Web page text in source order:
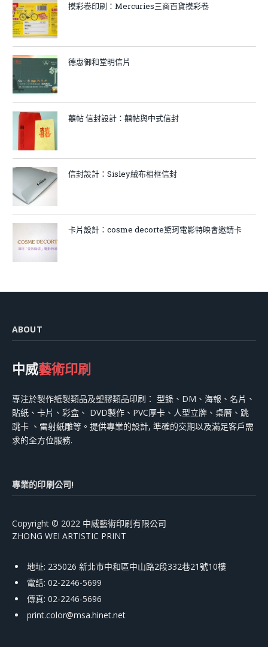
摸彩卷印刷：Mercuries三商百貨摸彩卷
德惠御和堂明信片
囍帖 信封設計：囍帖與中式信封
信封設計：Sisley絨布相框信封
卡片設計：cosme decorte黛珂電影特映會邀請卡
ABOUT
中威藝術印刷
專注於製作紙製類品及塑膠類品印刷： 型錄、DM、海報、名片、
貼紙、卡片、彩盒、 DVD製作、PVC厚卡、人型立牌、桌曆、跳
跳卡 、雷射紙雕等。提供專業的設計, 準確的交期以及滿足客戶需
求的全方位服務.
專業的印刷公司!
Copyright © 2022 中威藝術印刷有限公司
ZHONG WEI ARTISTIC PRINT
地址: 235026 新北市中和區中山路2段332巷21號10樓
電話: 02-2246-5699
傳真: 02-2246-5696
print.color@msa.hinet.net